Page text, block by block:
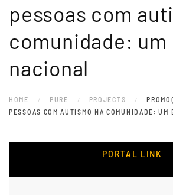
pessoas com
comunidade: um
nacional
HOME PURE PROJECTS
PESSOAS COM AUTISMO NA COMUNIDADE: UM
PORTAL LINK